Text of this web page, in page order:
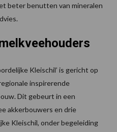
beter benutten van mineralen
Kleischil’ is gericht op
inspirerende
Dit gebeurt in een
akkerbouwers en drie
Kleischil, onder begeleiding